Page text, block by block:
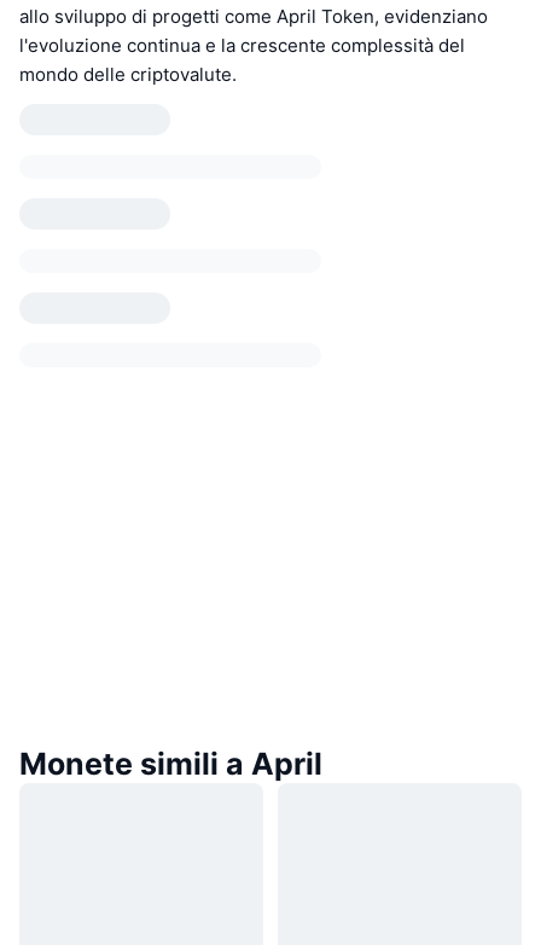
allo sviluppo di progetti come April Token, evidenziano
l'evoluzione continua e la crescente complessità del
mondo delle criptovalute.
Monete simili a April